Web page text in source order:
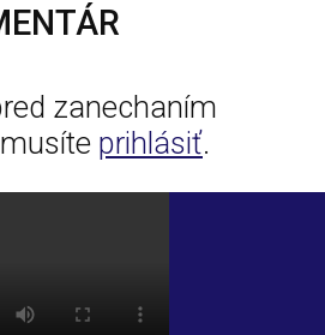
zanechaním
prihlásiť.